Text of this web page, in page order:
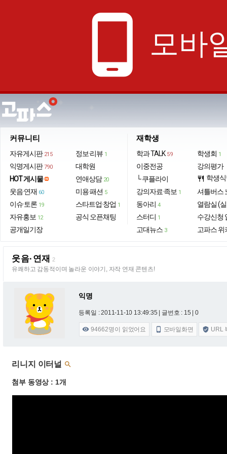
phone_android 모바
커뮤니티
자유게시판 215
익명게시판 790
HOT 게시물
웃음·연재 60
이슈·토론 19
자유홍보 12
공개일기장
정보·리뷰 1
대학원
연애상담 20
미용·패션 5
스타트업·창업 1
공식 오픈채팅
재학생
학과 TALK 59
이중전공
└ 쿠플라이
강의자료·족보 1
동아리 4
스터디 1
고대뉴스 3
학생회 1
강의평가
restaurant 학생
셔틀버스
열람실 (
수강신청
고파스 위
웃음·연재 2
유쾌하고 감동적이며 놀라운 이야기, 자작 연재 콘텐츠!
익명
등록일 : 2011-11-10 13:49:35 | 글번호 : 15 | 0
 94662명이 읽었어요  모바일화면  URL
리니지 이터널 
첨부 동영상 : 1개